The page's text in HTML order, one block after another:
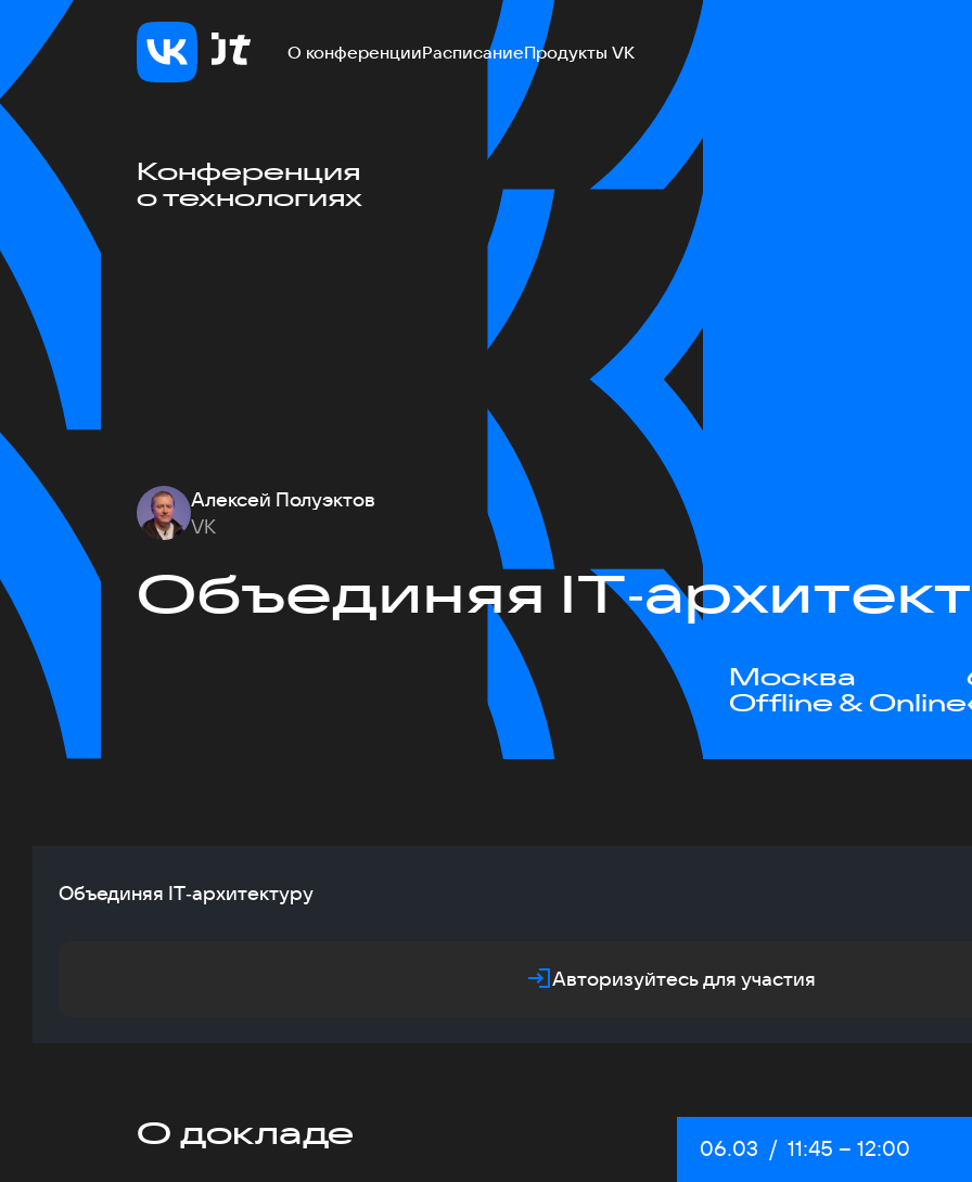
О конференцииРасписаниеПродукты VK
Конференция
о технологиях
Алексей Полуэктов
VK
Объединяя
Москва
Offline & Online
Объединяя IT‑архитектуру
Авторизуйтесь для участия
О докладе Дата:
06.03 / Начало:
11:45 – Конец:
12:00